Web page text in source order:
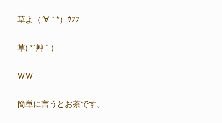
草よ（´∀｀*）ｳﾌﾌ
草( *´艸｀)
ＷＷ
簡単に言うとお茶です。